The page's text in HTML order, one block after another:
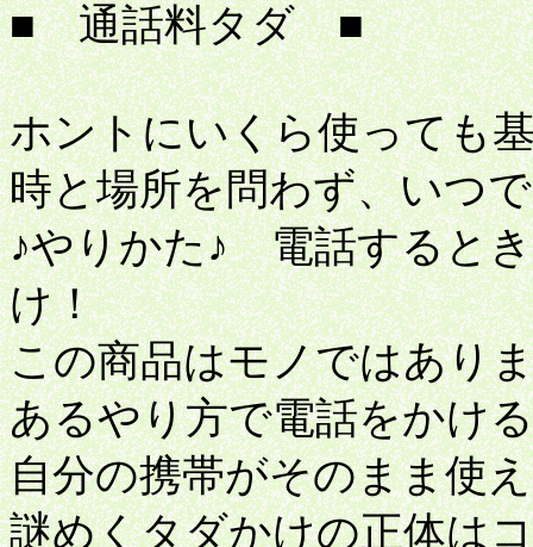
■ 通話料タダ ■
ホントにいくら使っても
時と場所を問わず、いつ
♪やりかた♪ 電話すると
け！
この商品はモノではあり
あるやり方で電話をかけ
自分の携帯がそのまま使
謎めくタダかけの正体は